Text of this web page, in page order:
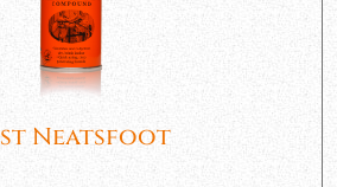
Neatsfoot